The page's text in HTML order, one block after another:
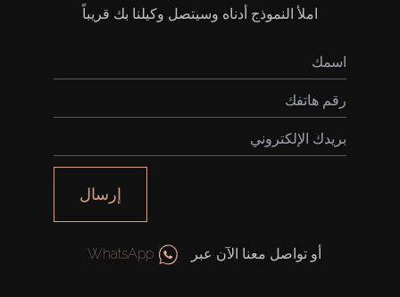
املأ النموذج أدناه وسيتصل وكيلنا بك قريباً
إرسال
أو تواصل معنا الآن عبر WhatsApp